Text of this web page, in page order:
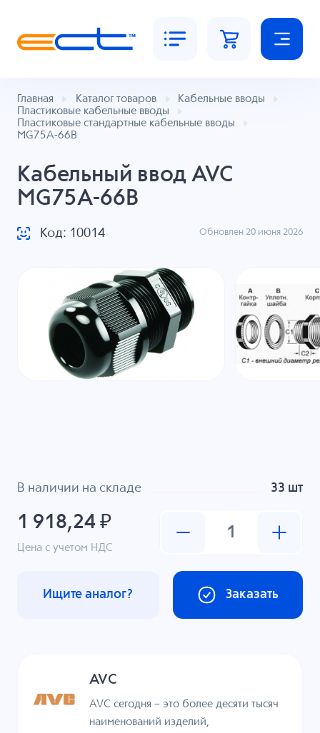
Главная Каталог товаров
Кабельные вводы
Пластиковые кабельные вводы
Пластиковые стандартные кабельные вводы
MG75A-66B
Кабельный ввод AVC
MG75A-66B
Код: 10014 Обновлен 20 июня 2026
В наличии на складе 33 шт
1 918,24 ₽
Цена с учетом НДС
Заказать
Ищите аналог?
AVC
AVC сегодня – это более десяти тысяч
наименований изделий,